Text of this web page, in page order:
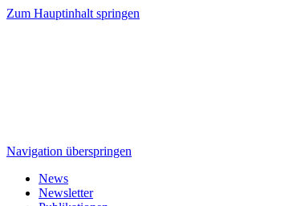
Zum Hauptinhalt springen
Navigation überspringen
News
Newsletter